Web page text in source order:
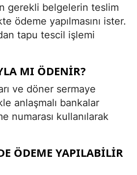
gerekli belgelerin teslim
ödeme yapılmasını ister.
tapu tescil işlemi
MI ÖDENIR?
ve döner sermaye
anlaşmalı bankalar
numarası kullanılarak
ÖDEME YAPILABILIR